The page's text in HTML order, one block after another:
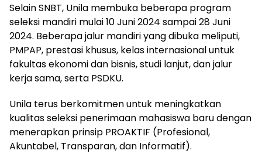
Selain SNBT, Unila membuka beberapa program
seleksi mandiri mulai 10 Juni 2024 sampai 28 Juni
2024. Beberapa jalur mandiri yang dibuka meliputi,
PMPAP, prestasi khusus, kelas internasional untuk
fakultas ekonomi dan bisnis, studi lanjut, dan jalur
kerja sama, serta PSDKU.
Unila terus berkomitmen untuk meningkatkan
kualitas seleksi penerimaan mahasiswa baru dengan
menerapkan prinsip PROAKTIF (Profesional,
Akuntabel, Transparan, dan Informatif).